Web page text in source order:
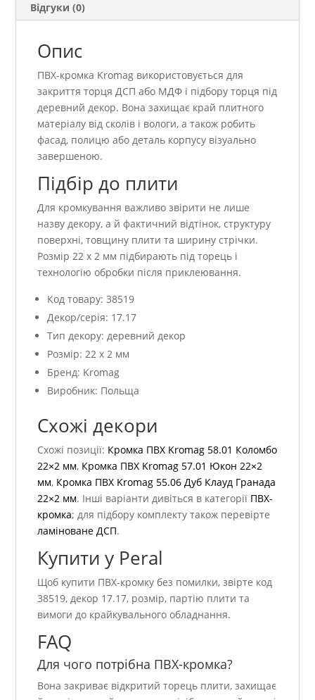
Відгуки (0)
Опис
ПВХ-кромка Kromag використовується для
закриття торця ДСП або МДФ і підбору торця під
деревний декор. Вона захищає край плитного
матеріалу від сколів і вологи, а також робить
фасад, полицю або деталь корпусу візуально
завершеною.
Підбір до плити
Для кромкування важливо звірити не лише
назву декору, а й фактичний відтінок, структуру
поверхні, товщину плити та ширину стрічки.
Розмір 22 x 2 мм підбирають під торець і
технологію обробки після приклеювання.
Код товару: 38519
Декор/серія: 17.17
Тип декору: деревний декор
Розмір: 22 x 2 мм
Бренд: Kromag
Виробник: Польща
Схожі декори
Схожі позиції: Кромка ПВХ Kromag 58.01 Коломбо
22×2 мм, Кромка ПВХ Kromag 57.01 Юкон 22×2
мм, Кромка ПВХ Kromag 55.06 Дуб Клауд Гранада
22×2 мм. Інші варіанти дивіться в категорії ПВХ-
кромка; для підбору комплекту також перевірте
ламіноване ДСП.
Купити у Peral
Щоб купити ПВХ-кромку без помилки, звірте код
38519, декор 17.17, розмір, партію плити та
вимоги до крайкувального обладнання.
FAQ
Для чого потрібна ПВХ-кромка?
Вона закриває відкритий торець плити, захищає